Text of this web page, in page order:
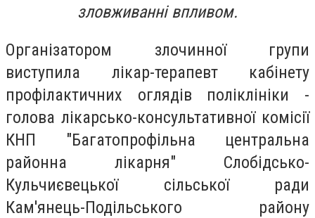
зловживанні впливом.
Організатором злочинної групи
виступила лікар-терапевт кабінету
профілактичних оглядів поліклініки -
голова лікарсько-консультативної комісії
КНП "Багатопрофільна центральна
районна лікарня" Слобідсько-
Кульчиєвецької сільської ради
Кам'янець-Подільського району